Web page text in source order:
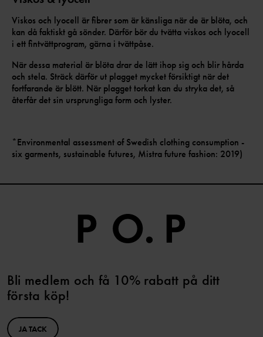
Viskos och lyocell är fibrer som är känsliga när de är blöta, och
kan då faktiskt gå sönder. Därför bör du tvätta viskos och lyocell
i ett fintvättprogram, gärna i tvättpåse.
När dessa material är blöta drar de lätt ihop sig och blir hårda
och stela. Sträck därför ut plagget mycket försiktigt när det
fortfarande är blött. När plagget torkat kan du stryka det, så
återfår det sin ursprungliga form och lyster.
*Environmental assessment of Swedish clothing consumption -
six garments, sustainable futures, Mistra future fashion: 2019)
Bli medlem och få 10% rabatt på ditt
första köp!
JA TACK